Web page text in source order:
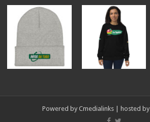
Powered by Cmedialinks| hosted by